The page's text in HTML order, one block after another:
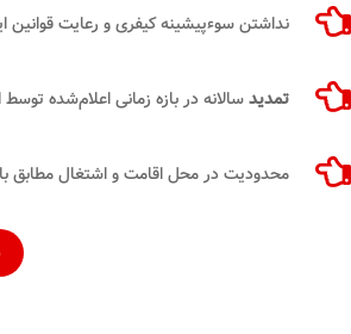
نداشتن سوءپیشینه کیفری و رعایت قوانین
تمدیدسالانه در بازه زمانی اعلام‌شده توسط
محدودیت در محل اقامت و اشتغال مطابق